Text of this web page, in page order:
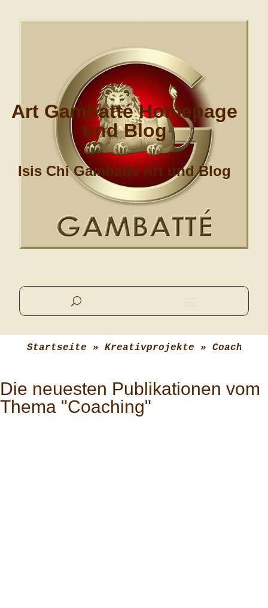
Art Gambatté Homepage
und Blog
Isis Chi Gambatté Art und Blog
Startseite » Kreativprojekte » Coaching
Die neuesten Publikationen vom
Thema "Coaching"